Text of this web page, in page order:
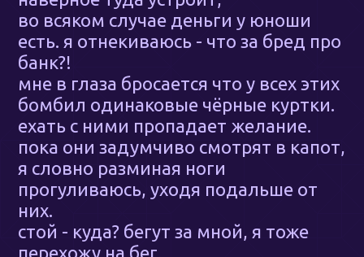
во всяком случае деньги у юноши
есть. я отнекиваюсь - что за бред про
банк?!
мне в глаза бросается что у всех этих
бомбил одинаковые чёрные куртки.
ехать с ними пропадает желание.
пока они задумчиво смотрят в капот,
я словно разминая ноги
прогуливаюсь, уходя подальше от
них.
стой - куда? бегут за мной, я тоже
перехожу на бег.